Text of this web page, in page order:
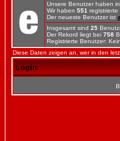
Unsere Benutzer haben
Wir haben 551 registrierte
Der neueste Benutzer ist
Insgesamt sind 25
Der Rekord liegt bei 758
Registrierte Benutzer:
Diese Daten zeigen an, wer in den
Login